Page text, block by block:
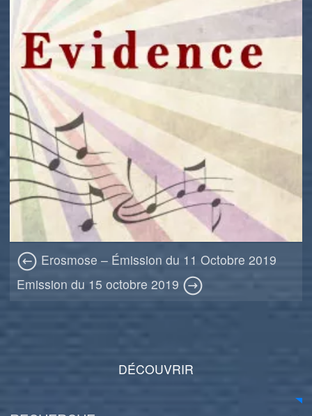
Erosmose – Émission du 11 Octobre 2019
Emission du 15 octobre 2019
DÉCOUVRIR